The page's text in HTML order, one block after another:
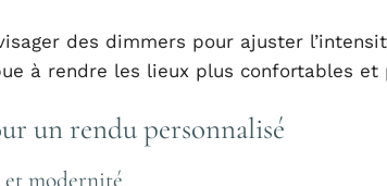
des dimmers pour ajuster
à rendre les lieux plus confortables et
un rendu personnalisé
et modernité